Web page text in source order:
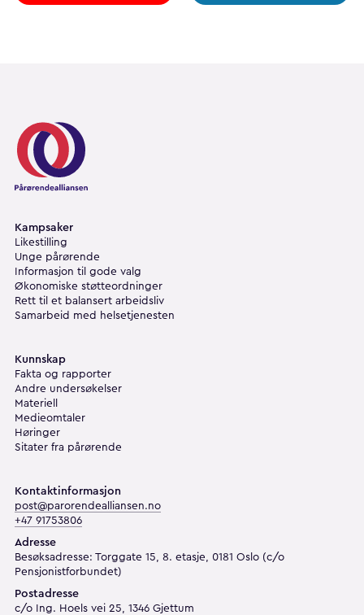
Pårørendealliansen
Kampsaker
Likestilling
Unge pårørende
Informasjon til gode valg
Økonomiske støtteordninger
Rett til et balansert arbeidsliv
Samarbeid med helsetjenesten
Kunnskap
Fakta og rapporter
Andre undersøkelser
Materiell
Medieomtaler
Høringer
Sitater fra pårørende
Kontaktinformasjon
post@parorendealliansen.no
+47 91753806
Adresse
Besøksadresse: Torggate 15, 8. etasje, 0181 Oslo (c/o
Pensjonistforbundet)
Postadresse
c/o Ing. Hoels vei 25, 1346 Gjettum